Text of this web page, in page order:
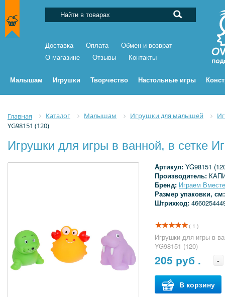
Доставка Оплата
Обмен и возврат
О магазине
Отзывы Контакты
Малышам Игрушки Творчество Настольные игры
Главная Каталог Малышам Игрушки для малышей
YG98151 (120)
Игрушки для игры в ванной, в сетке
Артикул: YG98151
Производитель:
Бренд: Играем Вместе
Размер упаковки,
Штрихкод:
( 1 )
Игрушки для игры в
YG98151 (120)
205 руб . -
В корзину